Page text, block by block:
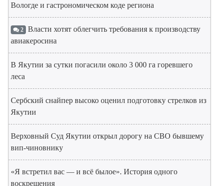
Вологде и гастрономическом коде региона
2 Власти хотят облегчить требования к производству
авиакеросина
В Якутии за сутки погасили около 3 000 га горевшего
леса
Сербский снайпер высоко оценил подготовку стрелков из
Якутии
Верховный Суд Якутии открыл дорогу на СВО бывшему
вип-чиновнику
«Я встретил вас — и всё былое». История одного
воскрешения